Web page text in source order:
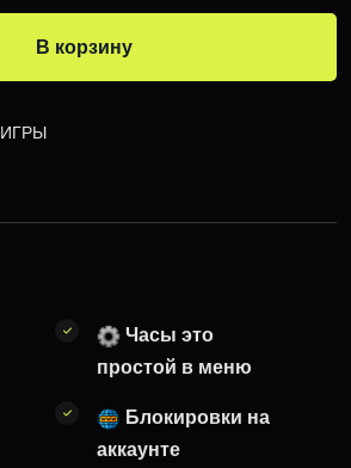
В корзину
ИГРЫ
Часы это
простой в меню
Блокировки на
аккаунте